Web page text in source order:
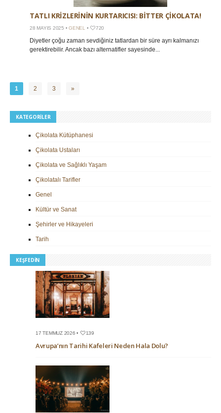
TATLI KRIZLERININ KURTARICISI: BITTER ÇIKOLATA!
28 MAYIS 2025 • GENEL • 720
Diyetler çoğu zaman sevdiğiniz tatlardan bir süre ayrı kalmanızı
gerektirebilir. Ancak bazı alternatifler sayesinde...
1 2 3 »
KATEGORILER
Çikolata Kütüphanesi
Çikolata Ustaları
Çikolata ve Sağlıklı Yaşam
Çikolatalı Tarifler
Genel
Kültür ve Sanat
Şehirler ve Hikayeleri
Tarih
KEŞFEDIN
17 TEMMUZ 2026 • 139
Avrupa’nın Tarihi Kafeleri Neden Hala Dolu?